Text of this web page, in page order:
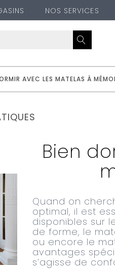
NOS SERVICES
AVEC LES MATELAS À
Bien
Quand on
optimal, il est
disponibles sur
de forme, le
ou encore le
avantages
s’agisse de